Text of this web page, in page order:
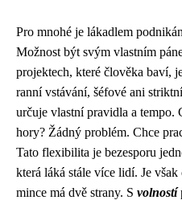
Pro mnohé je lákadlem
Možnost být svým vlastním
projektech, které člověka baví,
ranní vstávání, šéfové ani
určuje vlastní pravidla a tempo.
hory? Žádný problém. Chce
Tato flexibilita je bezesporu
která láká stále více lidí. Je
mince má dvě strany. S volností